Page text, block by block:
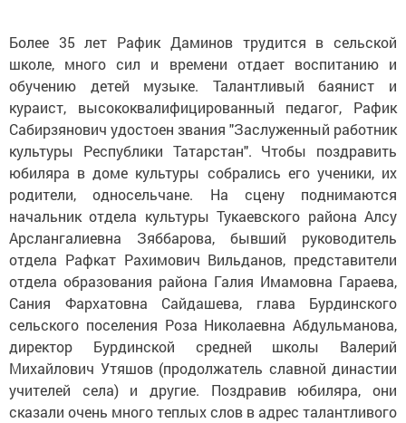
Более 35 лет Рафик Даминов трудится в сельской
школе, много сил и времени отдает воспитанию и
обучению детей музыке. Талантливый баянист и
кураист, высококвалифицированный педагог, Рафик
Сабирзянович удостоен звания "Заслуженный работник
культуры Республики Татарстан". Чтобы поздравить
юбиляра в доме культуры собрались его ученики, их
родители, односельчане. На сцену поднимаются
начальник отдела культуры Тукаевского района Алсу
Арслангалиевна Зяббарова, бывший руководитель
отдела Рафкат Рахимович Вильданов, представители
отдела образования района Галия Имамовна Гараева,
Сания Фархатовна Сайдашева, глава Бурдинского
сельского поселения Роза Николаевна Абдульманова,
директор Бурдинской средней школы Валерий
Михайлович Утяшов (продолжатель славной династии
учителей села) и другие. Поздравив юбиляра, они
сказали очень много теплых слов в адрес талантливого